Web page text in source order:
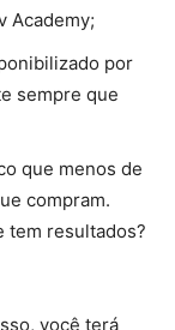
Academy;
por
sempre que
que menos de
compram.
tem resultados?
você terá